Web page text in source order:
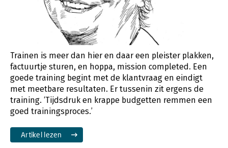
Trainen is meer dan hier en daar een pleister plakken,
factuurtje sturen, en hoppa, mission completed. Een
goede training begint met de klantvraag en eindigt
met meetbare resultaten. Er tussenin zit ergens de
training. ‘Tijdsdruk en krappe budgetten remmen een
goed trainingsproces.’
Artikel lezen